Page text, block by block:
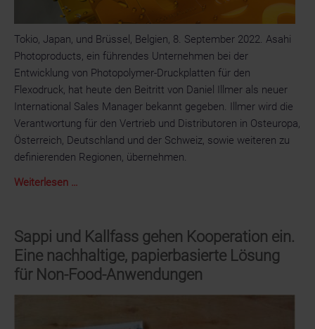
Tokio, Japan, und Brüssel, Belgien, 8. September 2022. Asahi
Photoproducts, ein führendes Unternehmen bei der
Entwicklung von Photopolymer-Druckplatten für den
Flexodruck, hat heute den Beitritt von Daniel Illmer als neuer
International Sales Manager bekannt gegeben. Illmer wird die
Verantwortung für den Vertrieb und Distributoren in Osteuropa,
Österreich, Deutschland und der Schweiz, sowie weiteren zu
definierenden Regionen, übernehmen.
Weiterlesen …
International
Sales
Manager
bei
Sappi und Kallfass gehen Kooperation ein.
Eine nachhaltige, papierbasierte Lösung
für Non-Food-Anwendungen